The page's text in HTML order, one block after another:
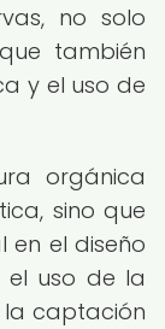
no solo
también
y el uso de
orgánica
sino que
en el diseño
el uso de la
la captación